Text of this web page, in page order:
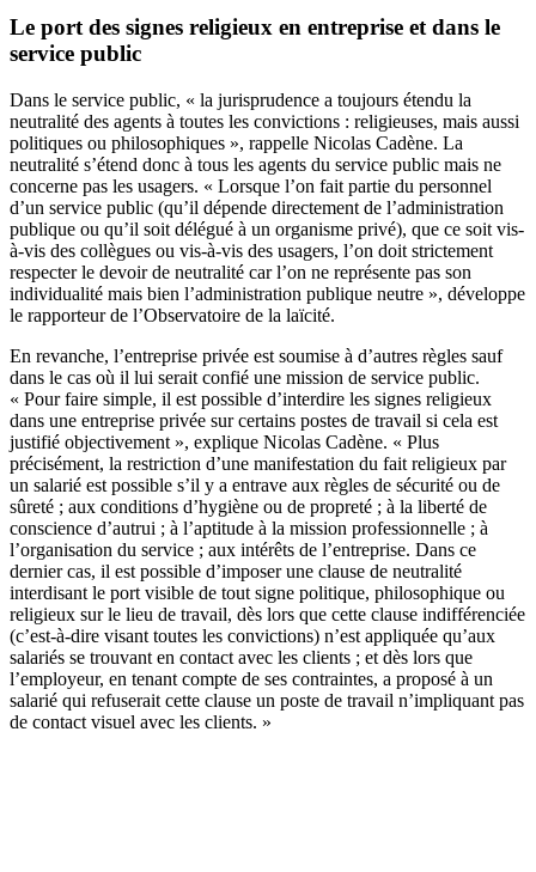
Le port des signes religieux en entreprise et dans le
service public
Dans le service public, « la jurisprudence a toujours étendu la
neutralité des agents à toutes les convictions : religieuses, mais aussi
politiques ou philosophiques », rappelle Nicolas Cadène. La
neutralité s’étend donc à tous les agents du service public mais ne
concerne pas les usagers. « Lorsque l’on fait partie du personnel
d’un service public (qu’il dépende directement de l’administration
publique ou qu’il soit délégué à un organisme privé), que ce soit vis-
à-vis des collègues ou vis-à-vis des usagers, l’on doit strictement
respecter le devoir de neutralité car l’on ne représente pas son
individualité mais bien l’administration publique neutre », développe
le rapporteur de l’Observatoire de la laïcité.
En revanche, l’entreprise privée est soumise à d’autres règles sauf
dans le cas où il lui serait confié une mission de service public.
« Pour faire simple, il est possible d’interdire les signes religieux
dans une entreprise privée sur certains postes de travail si cela est
justifié objectivement », explique Nicolas Cadène. « Plus
précisément, la restriction d’une manifestation du fait religieux par
un salarié est possible s’il y a entrave aux règles de sécurité ou de
sûreté ; aux conditions d’hygiène ou de propreté ; à la liberté de
conscience d’autrui ; à l’aptitude à la mission professionnelle ; à
l’organisation du service ; aux intérêts de l’entreprise. Dans ce
dernier cas, il est possible d’imposer une clause de neutralité
interdisant le port visible de tout signe politique, philosophique ou
religieux sur le lieu de travail, dès lors que cette clause indifférenciée
(c’est-à-dire visant toutes les convictions) n’est appliquée qu’aux
salariés se trouvant en contact avec les clients ; et dès lors que
l’employeur, en tenant compte de ses contraintes, a proposé à un
salarié qui refuserait cette clause un poste de travail n’impliquant pas
de contact visuel avec les clients. »